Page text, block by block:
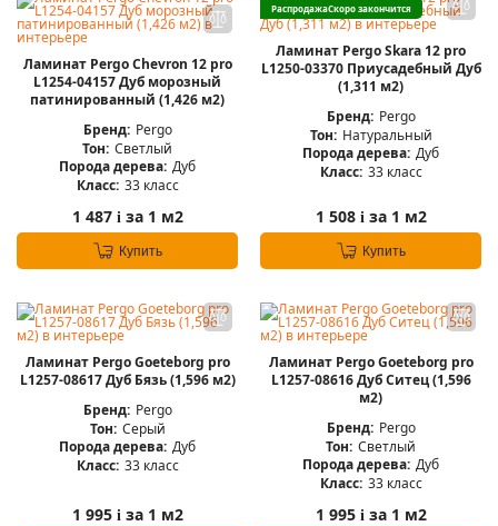
Ламинат Pergo Chevron 12 pro
L1254-04157 Дуб морозный
патинированный (1,426 м2)
Бренд: Pergo
Тон: Светлый
Порода дерева: Дуб
Класс: 33 класс
1 487 iза 1 м2
Купить
РаспродажаСкоро закончится
Ламинат Pergo Skara 12 pro
L1250-03370 Приусадебный Дуб
(1,311 м2)
Бренд: Pergo
Тон: Натуральный
Порода дерева: Дуб
Класс: 33 класс
1 508 iза 1 м2
Купить
Ламинат Pergo Goeteborg pro
L1257-08617 Дуб Бязь (1,596 м2)
Бренд: Pergo
Тон: Серый
Порода дерева: Дуб
Класс: 33 класс
1 995 iза 1 м2
Ламинат Pergo Goeteborg pro
L1257-08616 Дуб Ситец (1,596
м2)
Бренд: Pergo
Тон: Светлый
Порода дерева: Дуб
Класс: 33 класс
1 995 iза 1 м2